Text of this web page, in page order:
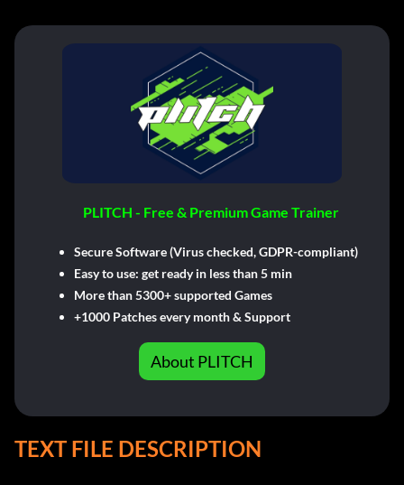
PLITCH - Free & Premium Game Trainer
Secure Software (Virus checked, GDPR-compliant)
Easy to use: get ready in less than 5 min
More than 5300+ supported Games
+1000 Patches every month & Support
About PLITCH
TEXT FILE DESCRIPTION